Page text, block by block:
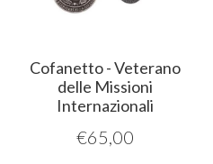
Cofanetto - Veterano
delle Missioni
Internazionali
€65,00